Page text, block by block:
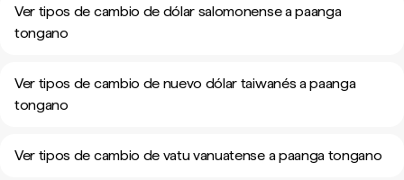
Ver tipos de cambio de dólar salomonense a paanga
tongano
Ver tipos de cambio de nuevo dólar taiwanés a paanga
tongano
Ver tipos de cambio de vatu vanuatense a paanga tongano